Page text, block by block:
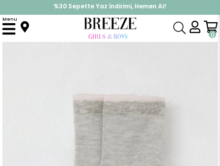
%30 Sepette Yaz İndirimi, Hemen Al!
İndirimlere ek %10 İndirimi Kap, Hemen Üye Ol!
0
Menu
Anasayfa Çorap Kız Çocuk Soket Çorap Basic Açık Gri Melanj (7-16 Yaş)